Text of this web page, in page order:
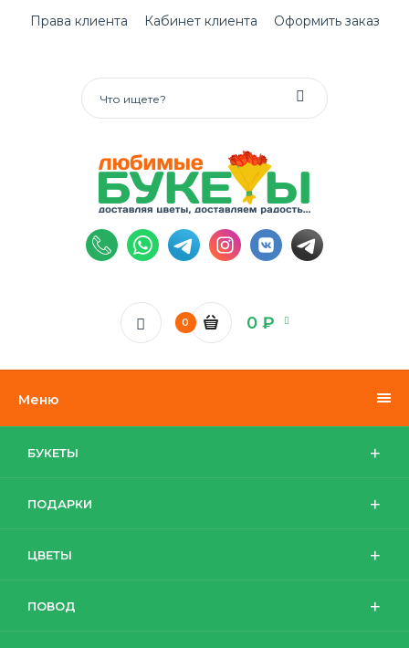
Права клиента Кабинет клиента Оформить заказ
0 0 ₽
Меню
БУКЕТЫ
ПОДАРКИ
ЦВЕТЫ
ПОВОД